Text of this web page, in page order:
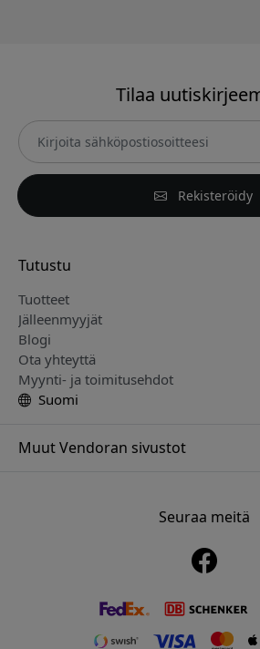
Tilaa
Rekisteröidy
Tutustu
Tuotteet
Jälleenmyyjät
Blogi
Ota yhteyttä
Myynti- ja toimitusehdot
Suomi
Muut Vendoran sivustot
Seuraa meitä